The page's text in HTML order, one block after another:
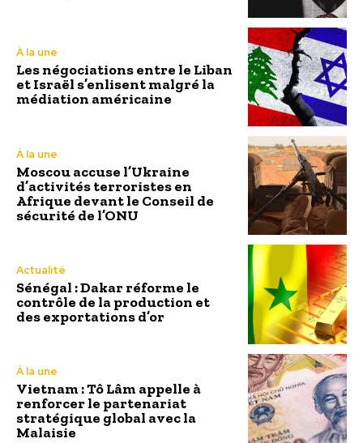
À la une
Les négociations entre le Liban
et Israël s’enlisent malgré la
médiation américaine
À la une
Moscou accuse l’Ukraine
d’activités terroristes en
Afrique devant le Conseil de
sécurité de l’ONU
Actualité
Sénégal : Dakar réforme le
contrôle de la production et
des exportations d’or
À la une
Vietnam : Tô Lâm appelle à
renforcer le partenariat
stratégique global avec la
Malaisie